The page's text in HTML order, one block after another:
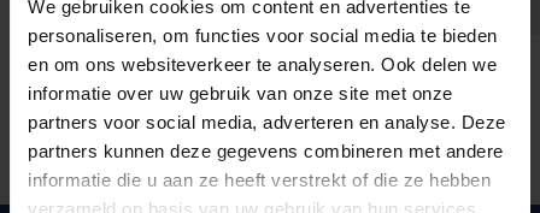
We gebruiken cookies om content en advertenties te
personaliseren, om functies voor social media te bieden
en om ons websiteverkeer te analyseren. Ook delen we
informatie over uw gebruik van onze site met onze
partners voor social media, adverteren en analyse. Deze
partners kunnen deze gegevens combineren met andere
informatie die u aan ze heeft verstrekt of die ze hebben
verzameld op basis van uw gebruik van hun services.